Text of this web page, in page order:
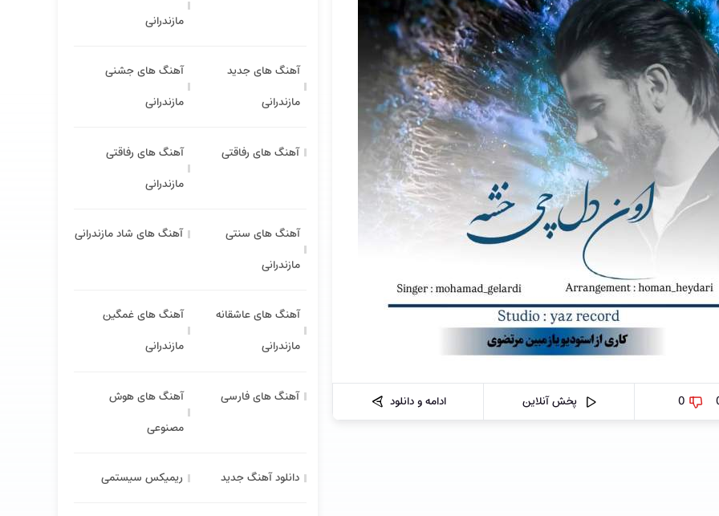
0 پخش آنلاین ادامه و دانلود
مازندرانی
آهنگ های جدید
مازندرانی
آهنگ های جشنی
مازندرانی
آهنگ های رفاقتی
آهنگ های رفاقتی
مازندرانی
آهنگ های سنتی
مازندرانی
آهنگ های شاد مازندرانی
آهنگ های عاشقانه
مازندرانی
آهنگ های غمگین
مازندرانی
آهنگ های فارسی
آهنگ های هوش
مصنوعی
دانلود آهنگ جدید ریمیکس سیستمی